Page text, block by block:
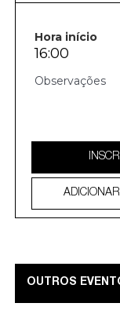
Hora início
16:00
OUTROS